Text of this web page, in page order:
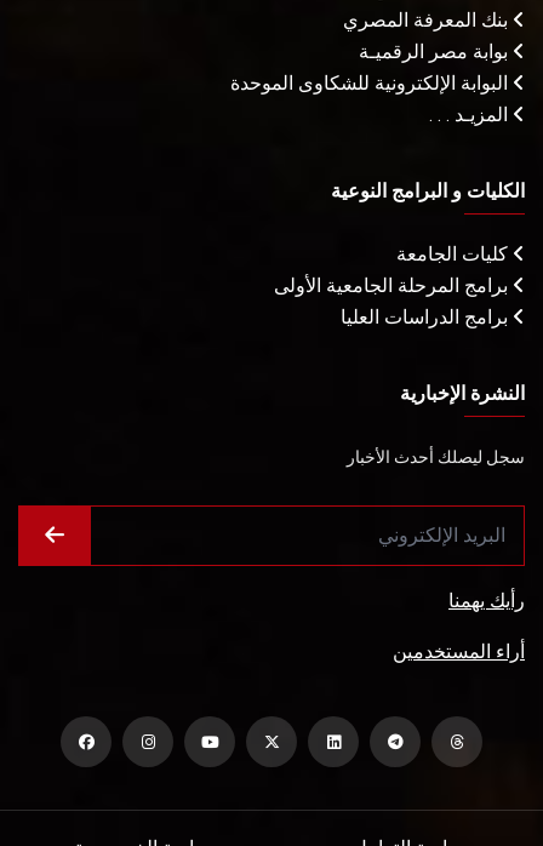
بنك المعرفة المصري
بوابة مصر الرقميـة
البوابة الإلكترونية للشكاوى الموحدة
المزيـد . . .
الكليات و البرامج النوعية
كليات الجامعة
برامج المرحلة الجامعية الأولى
برامج الدراسات العليا
النشرة الإخبارية
سجل ليصلك أحدث الأخبار
رأيك يهمنا
أراء المستخدمين